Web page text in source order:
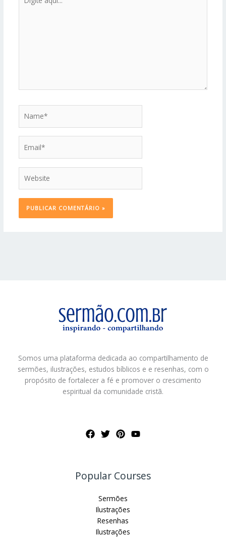
aqui...
Somos uma plataforma dedicada ao compartilhamento de
sermões, ilustrações, estudos bíblicos e e resenhas, com o
propósito de fortalecer a fé e promover o crescimento
espiritual da comunidade cristã.
Popular Courses
Sermões
Ilustrações
Resenhas
Ilustrações